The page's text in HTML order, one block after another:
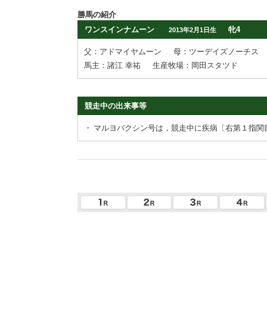
勝馬の紹介
ワンスインナムーン
2013年2月1日生 牝4
父：アドマイヤムーン
母：ツーデイズノーチス
馬主：諸江 幸祐
生産牧場：岡田スタツド
競走中の出来事等
・ マルヨバクシン号は，競走中に疾病〔右第１指